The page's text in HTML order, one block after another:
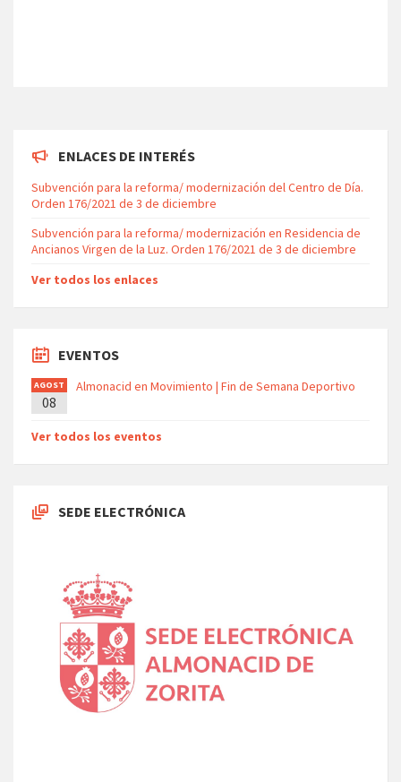
ENLACES DE INTERÉS
Subvención para la reforma/ modernización del Centro de Día.
Orden 176/2021 de 3 de diciembre
Subvención para la reforma/ modernización en Residencia de
Ancianos Virgen de la Luz. Orden 176/2021 de 3 de diciembre
Ver todos los enlaces
EVENTOS
AGOST
O
08
Almonacid en Movimiento | Fin de Semana Deportivo
Ver todos los eventos
SEDE ELECTRÓNICA